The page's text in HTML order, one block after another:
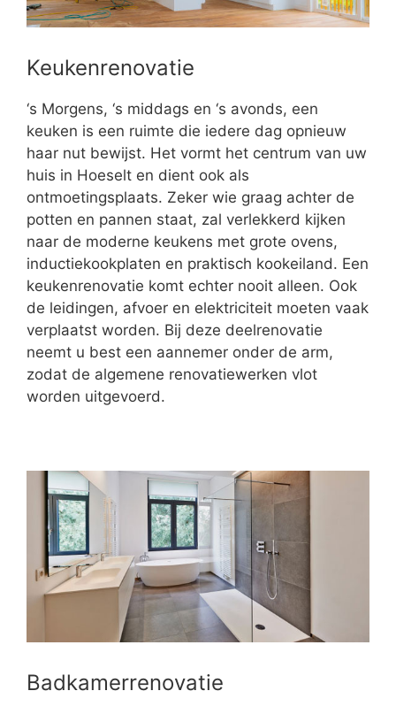
Keukenrenovatie
‘s Morgens, ‘s middags en ‘s avonds, een
keuken is een ruimte die iedere dag opnieuw
haar nut bewijst. Het vormt het centrum van uw
huis in Hoeselt en dient ook als
ontmoetingsplaats. Zeker wie graag achter de
potten en pannen staat, zal verlekkerd kijken
naar de moderne keukens met grote ovens,
inductiekookplaten en praktisch kookeiland. Een
keukenrenovatie komt echter nooit alleen. Ook
de leidingen, afvoer en elektriciteit moeten vaak
verplaatst worden. Bij deze deelrenovatie
neemt u best een aannemer onder de arm,
zodat de algemene renovatiewerken vlot
worden uitgevoerd.
Badkamerrenovatie